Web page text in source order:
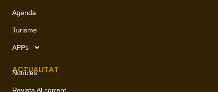
Agenda
Turisme
APPs
ACTUALITAT
Notícies
Revista Al corrent